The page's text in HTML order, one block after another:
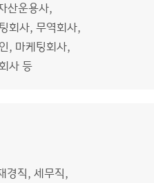
산운용사,
회사, 무역회사,
, 마케팅회사,
사 등
경직, 세무직,